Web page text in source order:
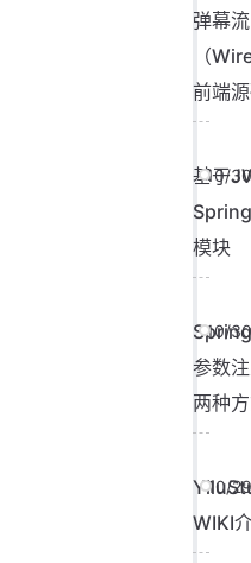
弹幕流
（
前端
10/
基于
模块
10/
参数
两种
10/
WIKI